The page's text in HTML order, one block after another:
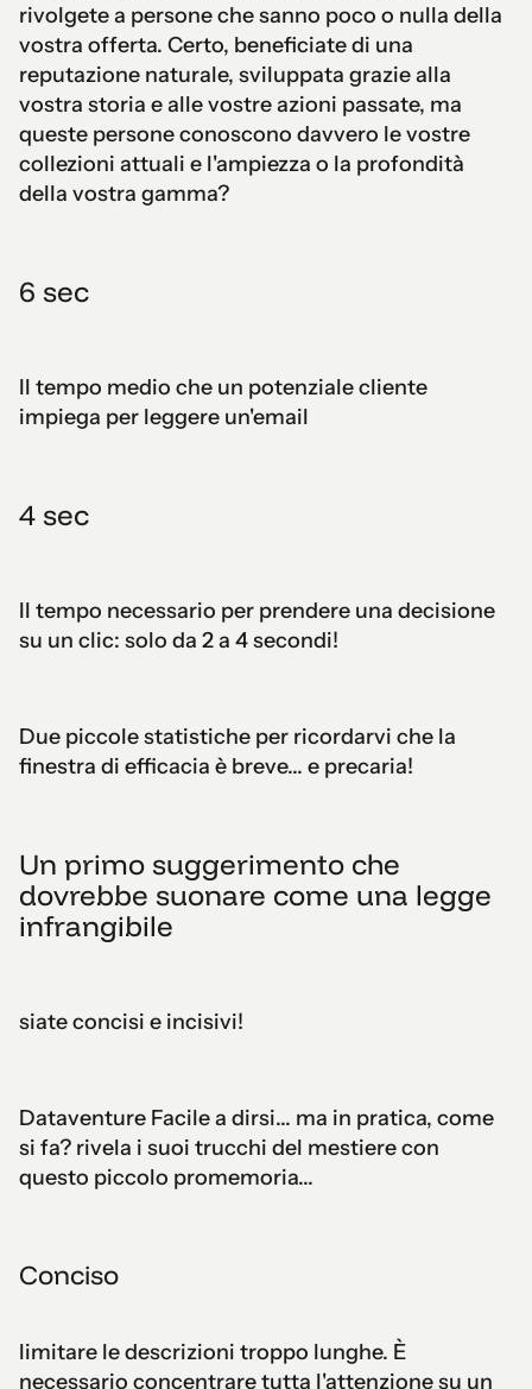
rivolgete a persone che sanno poco o nulla della
vostra offerta. Certo, beneficiate di una
reputazione naturale, sviluppata grazie alla
vostra storia e alle vostre azioni passate, ma
queste persone conoscono davvero le vostre
collezioni attuali e l'ampiezza o la profondità
della vostra gamma?
6 sec
Il tempo medio che un potenziale cliente
impiega per leggere un'email
4 sec
Il tempo necessario per prendere una decisione
su un clic: solo da 2 a 4 secondi!
Due piccole statistiche per ricordarvi che la
finestra di efficacia è breve... e precaria!
Un primo suggerimento che
dovrebbe suonare come una legge
infrangibile
siate concisi e incisivi!
Dataventure Facile a dirsi... ma in pratica, come
si fa? rivela i suoi trucchi del mestiere con
questo piccolo promemoria...
Conciso
limitare le descrizioni troppo lunghe. È
necessario concentrare tutta l'attenzione su un